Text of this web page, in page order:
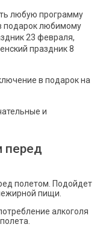
любую программу
подарок любимому
23 февраля,
праздник 8
в подарок на
и
перед
полетом. Подойдет
пищи.
алкоголя